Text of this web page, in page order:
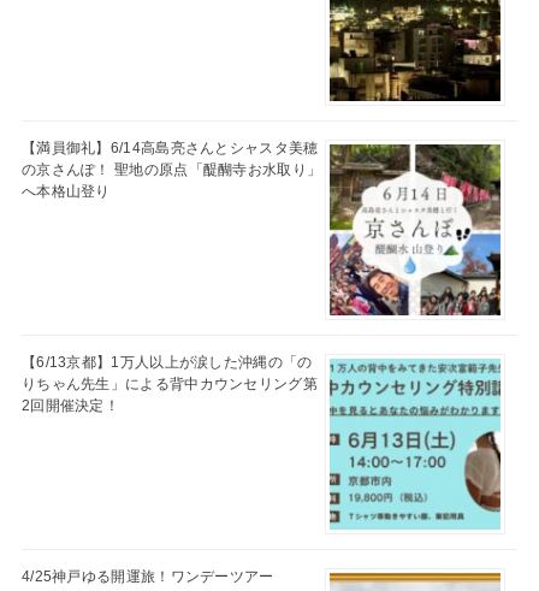
【満員御礼】6/14高島亮さんとシャスタ美穂
の京さんぽ！ 聖地の原点「醍醐寺お水取り」
へ本格山登り
【6/13京都】1万人以上が涙した沖縄の「の
りちゃん先生」による背中カウンセリング第
2回開催決定！
4/25神戸ゆる開運旅！ワンデーツアー